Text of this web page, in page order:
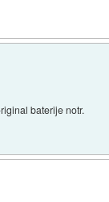
baterije notr.